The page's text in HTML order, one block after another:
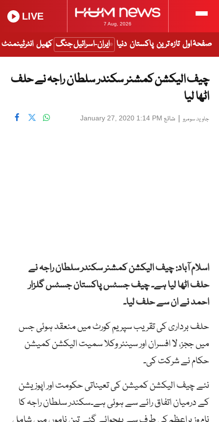
7 Aug, 2026
LIVE
صفحۂ اول تازہ ترین پاکستان دنیا ایران-اسرائیل جنگ کھیل انٹرٹینمنٹ
چیف الیکشن کمشنر سکندر سلطان راجہ نے حلف
اٹھا لیا
جاوید سومرو| شائع January 27, 2020 1:14 PM
اسلام آباد: چیف الیکشن کمشنر سکندر سلطان راجہ نے
حلف اٹھا لیا ہے۔ چیف جسٹس پاکستان جسٹس گلزار
احمد نے ان سے حلف لیا۔
حلف برداری کی تقریب سپریم کورٹ میں منعقد ہوئی جس
میں ججز، لا افسران اور سینئر وکلا سمیت الیکشن کمیشن
حکام نے شرکت کی۔
نئے چیف الیکشن کمیشن کی تعیناتی حکومت اور اپوزیشن
کے درمیان اتفاق رائے سے ہوئی ہے۔سکندر سلطان راجہ کا